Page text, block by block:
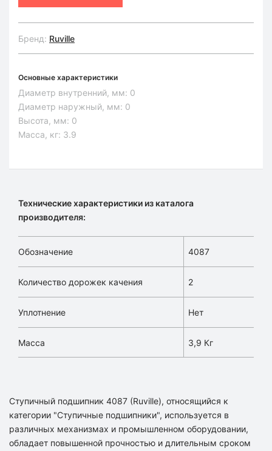
Бренд: Ruville
Основные характеристики
Диаметр внутренний, мм: 0
Диаметр наружный, мм: 0
Высота, мм: 0
Масса, кг: 3.9
Технические характеристики из каталога
производителя:
Обозначение 4087
Количество дорожек качения 2
Уплотнение Нет
Масса 3,9 Кг
Ступичный подшипник 4087 (Ruville), относящийся к
категории "Ступичные подшипники", используется в
различных механизмах и промышленном оборудовании,
обладает повышенной прочностью и длительным сроком